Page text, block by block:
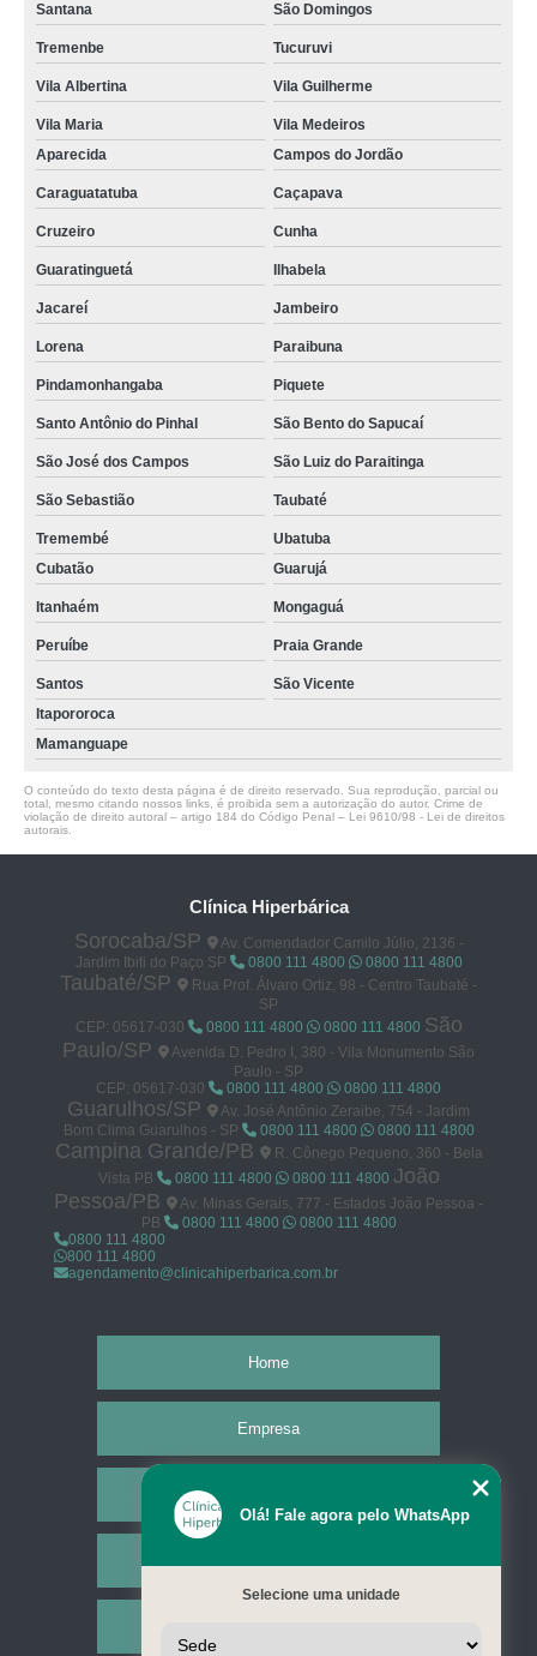
Santana São Domingos
Tremenbe Tucuruvi
Vila Albertina Vila Guilherme
Vila Maria
Vila Medeiros
Aparecida
Campos do Jordão
Caraguatatuba Caçapava
Cruzeiro Cunha
Guaratinguetá Ilhabela
Jacareí Jambeiro
Lorena Paraibuna
Pindamonhangaba Piquete
Santo Antônio do Pinhal São Bento do Sapucaí
São José dos Campos São Luiz do Paraitinga
São Sebastião Taubaté
Tremembé
Ubatuba
Cubatão
Guarujá
Itanhaém Mongaguá
Peruíbe Praia Grande
Santos
São Vicente
Itapororoca
Mamanguape
O conteúdo do texto desta página é de direito reservado. Sua reprodução, parcial ou
total, mesmo citando nossos links, é proibida sem a autorização do autor. Crime de
violação de direito autoral – artigo 184 do Código Penal – Lei 9610/98 - Lei de direitos
autorais
Clínica Hiperbárica
Sorocaba/SP
Av. Comendador Camilo Júlio, 2136 -
Jardim Ibiti do Paço SP
0800 111 4800 0800 111 4800
Taubaté/SP
Rua Prof. Álvaro Ortiz, 98 - Centro Taubaté -
SP
CEP: 05617-030
0800 111 4800 0800 111 4800 São
Paulo/SP
Avenida D. Pedro I, 380 - Vila Monumento São
Paulo - SP
CEP: 05617-030
0800 111 4800 0800 111 4800
Guarulhos/SP
Av. José Antônio Zeraibe, 754 - Jardim
Bom Clima Guarulhos - SP
0800 111 4800 0800 111 4800
Campina Grande/PB
R. Cônego Pequeno, 360 - Bela
Vista PB
0800 111 4800 0800 111 4800 João
Pessoa/PB
Av. Minas Gerais, 777 - Estados João Pessoa -
PB
0800 111 4800
0800 111 4800
0800 111 4800
800 111 4800
agendamento@clinicahiperbarica.com.br
Home
Empresa
Olá! Fale agora pelo WhatsApp
Selecione uma unidade